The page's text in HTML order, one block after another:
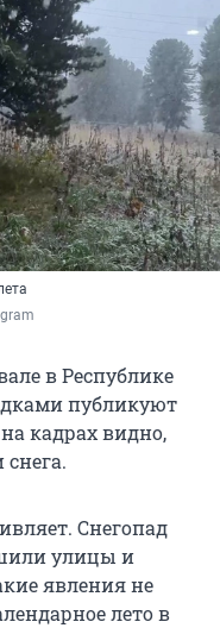
в Республике
публикуют
кадрах видно,
Снегопад
улицы и
явления не
лето в